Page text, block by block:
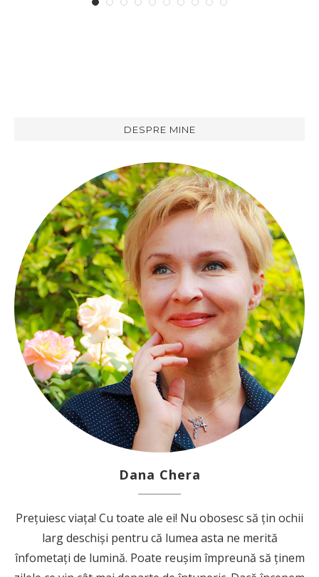
DESPRE MINE
Dana Chera
Prețuiesc viața! Cu toate ale ei! Nu obosesc să țin ochii
larg deschiși pentru că lumea asta ne merită
înfometați de lumină. Poate reușim împreună să ținem